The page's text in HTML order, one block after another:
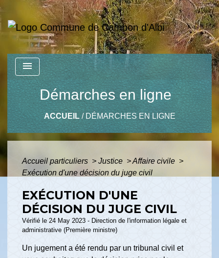
menu
Démarches en ligne
ACCUEIL/ DÉMARCHES EN LIGNE
Accueil particuliers > Justice >Affaire civile >
Exécution d'une décision du juge civil
EXÉCUTION D'UNE
DÉCISION DU JUGE CIVIL
Vérifié le 24 May 2023 - Direction de l'information légale et
administrative (Première ministre)
Un jugement a été rendu par un tribunal civil et